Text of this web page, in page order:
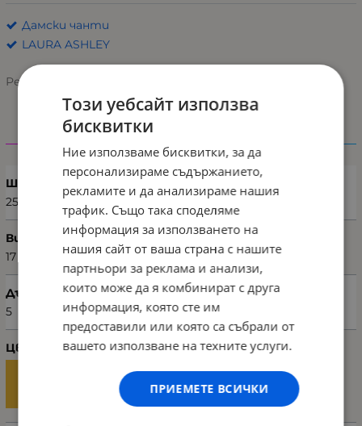
Дамски чанти
LAURA ASHLEY
Рейтинг:
Характеристики
Ширина (см)
25
Височина (см)
17
Дълбочина (см)
5
Цвят
Този уебсайт използва
бисквитки
Ние използваме бисквитки, за да
персонализираме съдържанието,
рекламите и да анализираме нашия
трафик. Също така споделяме
информация за използването на
нашия сайт от ваша страна с нашите
партньори за реклама и анализи,
които може да я комбинират с друга
информация, която сте им
предоставили или която са събрали от
вашето използване на техните услуги.
ПРИЕМЕТЕ ВСИЧКИ